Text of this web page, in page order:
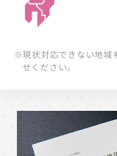
※現状対応できない地域
せください。